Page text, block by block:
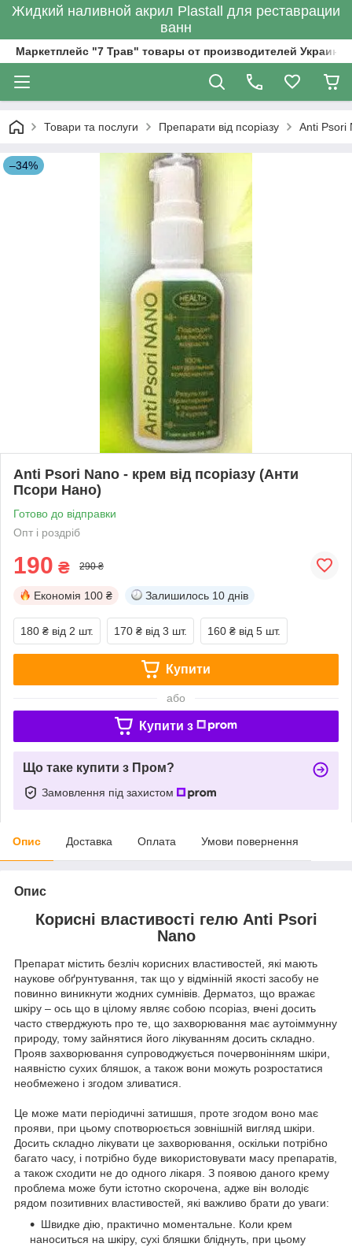
Жидкий наливной акрил Plastall для реставрации
ванн
Маркетплейс "7 Трав" товары от производителей
Товари та послуги Препарати від псоріазу Anti Psori
–34%
Anti Psori Nano - крем від псоріазу (Анти
Псори Нано)
Готово до відправки
Опт і роздріб
190 ₴ 290 ₴
Економія 100 ₴ Залишилось 10 днів
180 ₴ від 2 шт. 170 ₴ від 3 шт. 160 ₴ від 5 шт.
Купити
або
Купити з
Що таке купити з Пром?
Замовлення під захистом
Опис Доставка Оплата Умови повернення
Опис
Корисні властивості гелю Anti Psori
Nano
Препарат містить безліч корисних властивостей, які мають
наукове обґрунтування, так що у відмінній якості засобу не
повинно виникнути жодних сумнівів. Дерматоз, що вражає
шкіру – ось що в цілому являє собою псоріаз, вчені досить
часто стверджують про те, що захворювання має аутоіммунну
природу, тому зайнятися його лікуванням досить складно.
Прояв захворювання супроводжується почервонінням шкіри,
наявністю сухих бляшок, а також вони можуть розростатися
необмежено і згодом зливатися.
Це може мати періодичні затишшя, проте згодом воно має
прояви, при цьому спотворюється зовнішній вигляд шкіри.
Досить складно лікувати це захворювання, оскільки потрібно
багато часу, і потрібно буде використовувати масу препаратів,
а також сходити не до одного лікаря. З появою даного крему
проблема може бути істотно скорочена, адже він володіє
рядом позитивних властивостей, які важливо брати до уваги:
Швидке дію, практично моментальне. Коли крем
наноситься на шкіру, сухі бляшки бліднуть, при цьому